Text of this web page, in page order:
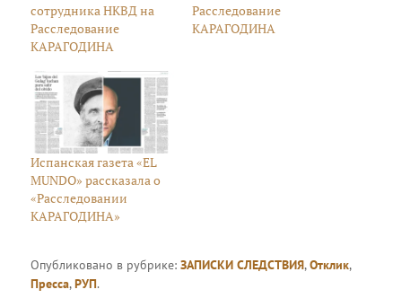
сотрудника НКВД на
Расследование
КАРАГОДИНА
Расследование
КАРАГОДИНА
Испанская газета «EL
MUNDO» рассказала о
«Расследовании
КАРАГОДИНА»
Опубликовано в рубрике:ЗАПИСКИ СЛЕДСТВИЯ,Отклик,
Пресса,РУП.